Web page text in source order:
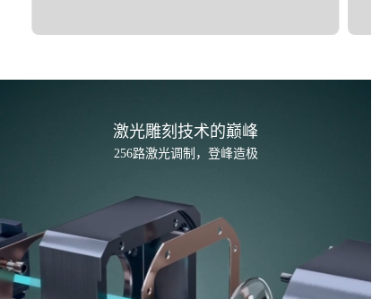
激光雕刻技术的巅峰
256路激光调制，登峰造极